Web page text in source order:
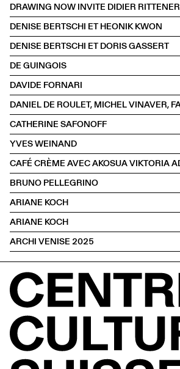
DRAWING NOW INVITE DIDIER RITTENER
DENISE BERTSCHI ET HEONIK KWON
DENISE BERTSCHI ET DORIS GASSERT
DE GUINGOIS
DAVIDE FORNARI
CATHERINE SAFONOFF
YVES WEINAND
BRUNO PELLEGRINO
ARIANE KOCH
ARIANE KOCH
ARCHI VENISE 2025